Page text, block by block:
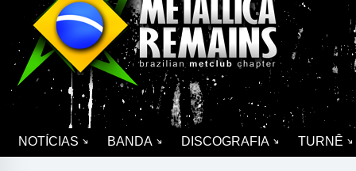
NOTÍCIAS BANDA DISCOGRAFIA TURNÊ